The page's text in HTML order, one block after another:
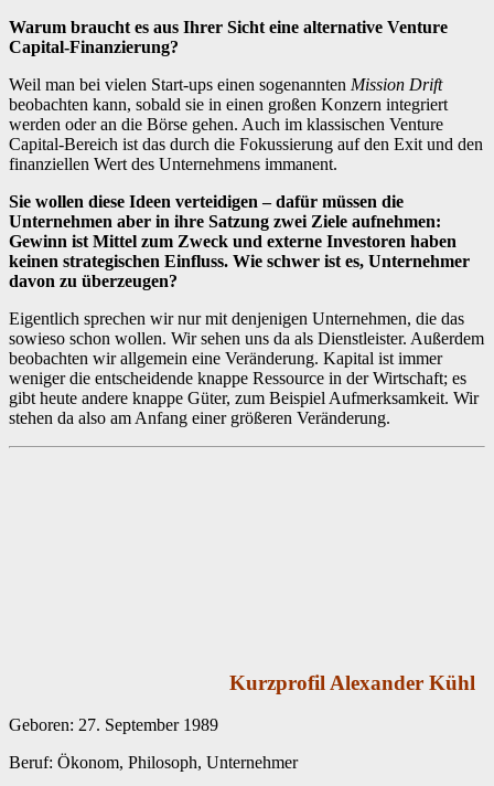
Warum braucht es aus Ihrer Sicht eine alternative Venture
Capital-Finanzierung?
Weil man bei vielen Start-ups einen sogenannten Mission Drift
beobachten kann, sobald sie in einen großen Konzern integriert
werden oder an die Börse gehen. Auch im klassischen Venture
Capital-Bereich ist das durch die Fokussierung auf den Exit und den
finanziellen Wert des Unternehmens immanent.
Sie wollen diese Ideen verteidigen – dafür müssen die
Unternehmen aber in ihre Satzung zwei Ziele aufnehmen:
Gewinn ist Mittel zum Zweck und externe Investoren haben
keinen strategischen Einfluss. Wie schwer ist es, Unternehmer
davon zu überzeugen?
Eigentlich sprechen wir nur mit denjenigen Unternehmen, die das
sowieso schon wollen. Wir sehen uns da als Dienstleister. Außerdem
beobachten wir allgemein eine Veränderung. Kapital ist immer
weniger die entscheidende knappe Ressource in der Wirtschaft; es
gibt heute andere knappe Güter, zum Beispiel Aufmerksamkeit. Wir
stehen da also am Anfang einer größeren Veränderung.
Kurzprofil Alexander Kühl
Geboren: 27. September 1989
Beruf: Ökonom, Philosoph, Unternehmer